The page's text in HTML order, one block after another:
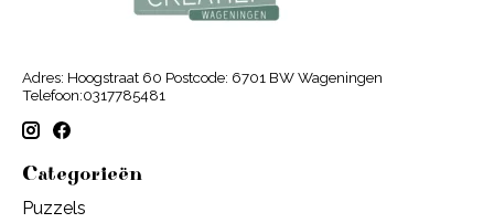
Adres: Hoogstraat 60 Postcode: 6701 BW Wageningen
Telefoon:0317785481
Categorieën
Puzzels